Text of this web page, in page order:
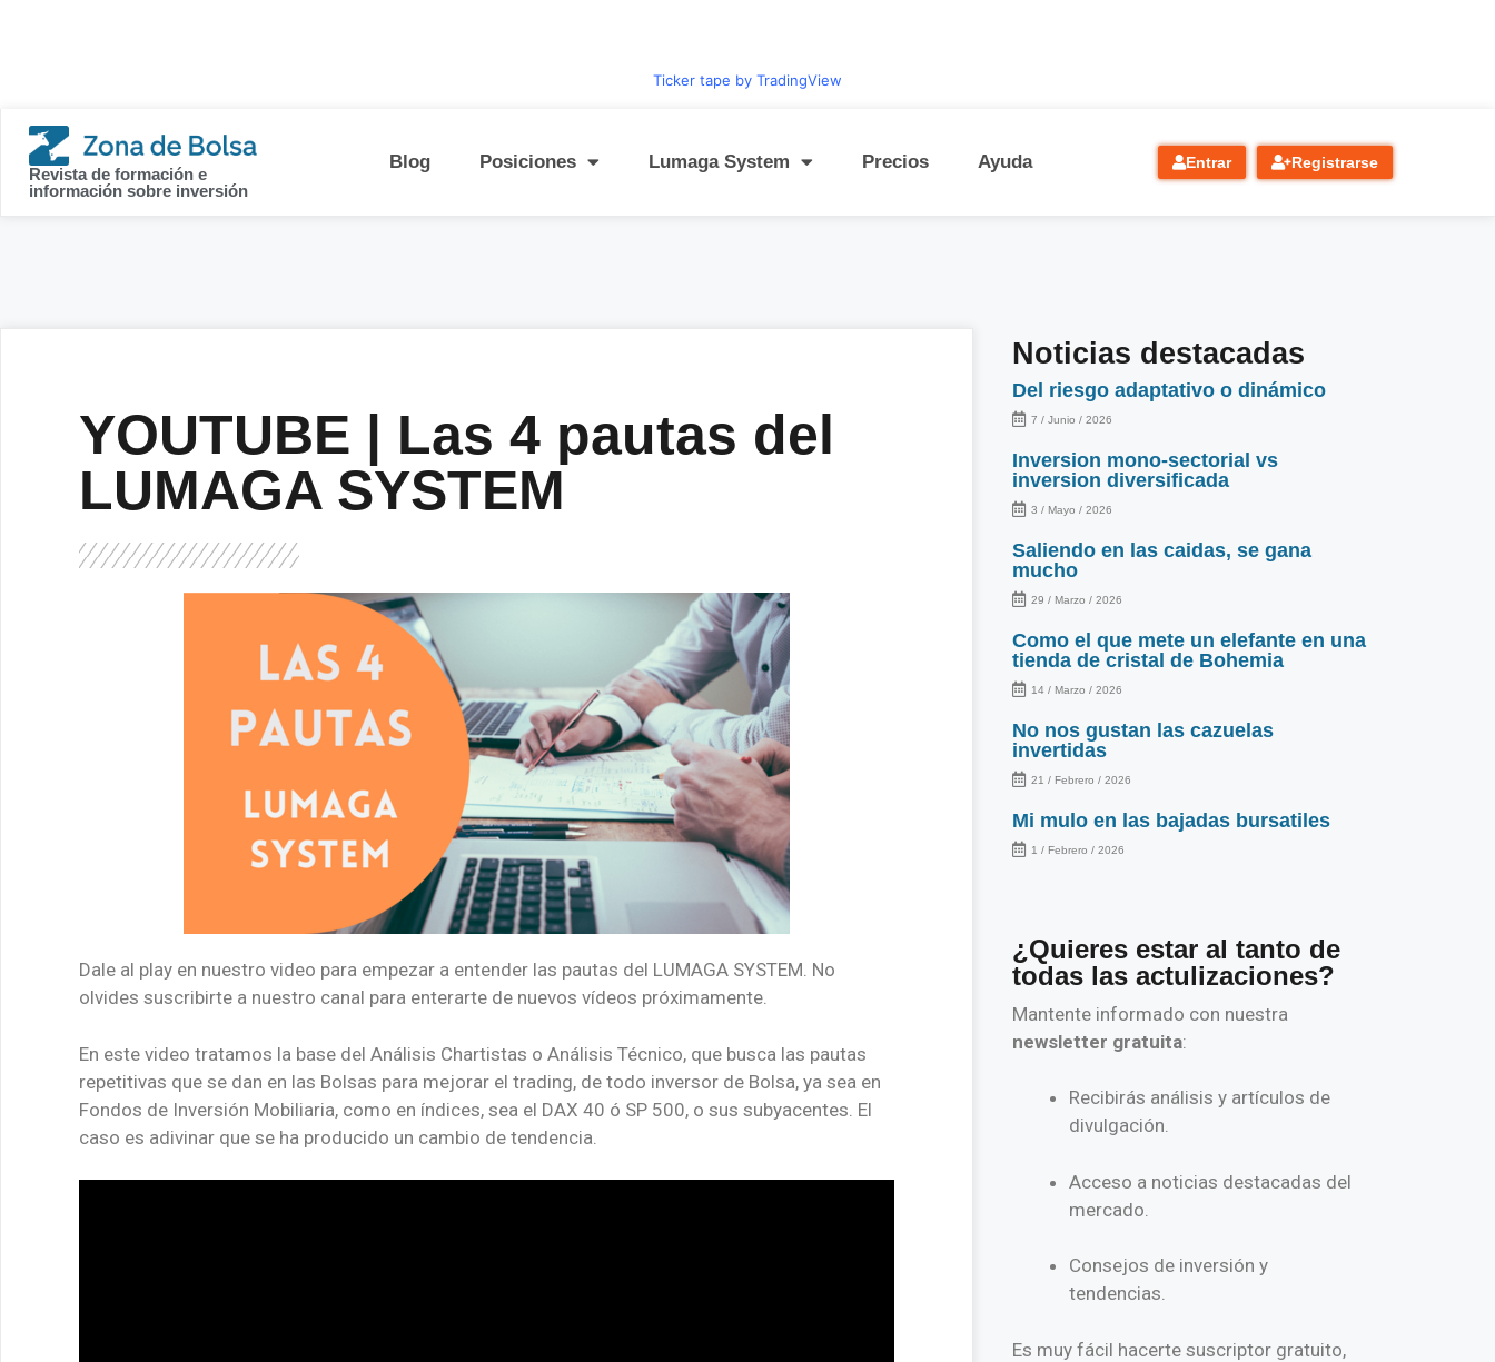
Ticker tape by TradingView
Revista de formación e
información sobre inversión
Blog Posiciones Lumaga System Precios Ayuda Entrar Registrarse
YOUTUBE | Las 4 pautas del
LUMAGA SYSTEM
Dale al play en nuestro video para empezar a entender las pautas del LUMAGA SYSTEM. No
olvides suscribirte a nuestro canal para enterarte de nuevos vídeos próximamente.
En este video tratamos la base del Análisis Chartistas o Análisis Técnico, que busca las pautas
repetitivas que se dan en las Bolsas para mejorar el trading, de todo inversor de Bolsa, ya sea en
Fondos de Inversión Mobiliaria, como en índices, sea el DAX 40 ó SP 500, o sus subyacentes. El
caso es adivinar que se ha producido un cambio de tendencia.
Noticias destacadas
Del riesgo adaptativo o dinámico
7 / Junio / 2026
Inversion mono-sectorial vs
inversion diversificada
3 / Mayo / 2026
Saliendo en las caidas, se gana
mucho
29 / Marzo / 2026
Como el que mete un elefante en una
tienda de cristal de Bohemia
14 / Marzo / 2026
No nos gustan las cazuelas
invertidas
21 / Febrero / 2026
Mi mulo en las bajadas bursatiles
1 / Febrero / 2026
¿Quieres estar al tanto de
todas las actulizaciones?
Mantente informado con nuestra
newsletter gratuita:
Recibirás análisis y artículos de
divulgación.
Acceso a noticias destacadas del
mercado.
Consejos de inversión y
tendencias.
Es muy fácil hacerte suscriptor gratuito,